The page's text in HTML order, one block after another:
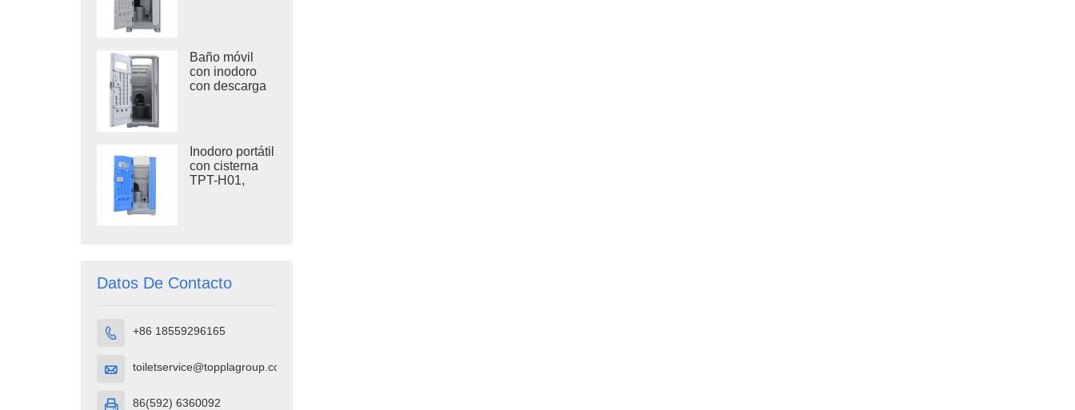
Baño móvil
con inodoro
con descarga
Inodoro portátil
con cisterna
TPT-H01,
Datos De Contacto
 +86 18559296165
 toiletservice@topplagroup.com
 86(592) 6360092